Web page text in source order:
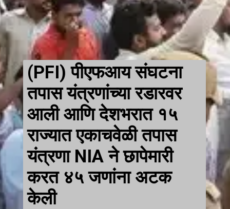
(PFI) पीएफआय संघटना
तपास यंत्रणांच्या रडारवर
आली आणि देशभरात १५
राज्यात एकाचवेळी तपास
यंत्रणा NIA ने छापेमारी
करत ४५ जणांना अटक
केली